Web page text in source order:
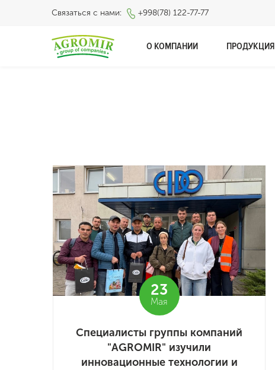
Связаться с нами: +998(78) 122-77-77
О КОМПАНИИ ПРОДУКЦИЯ
23
Мая
Специалисты группы компаний
"AGROMIR" изучили
инновационные технологии и